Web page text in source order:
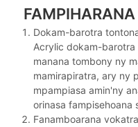
Dokam-barotra
Acrylic dokam-
manana tombony ny
mamirapiratra, ary ny
mpampiasa amin'ny
orinasa fampisehoana
Fanamboarana